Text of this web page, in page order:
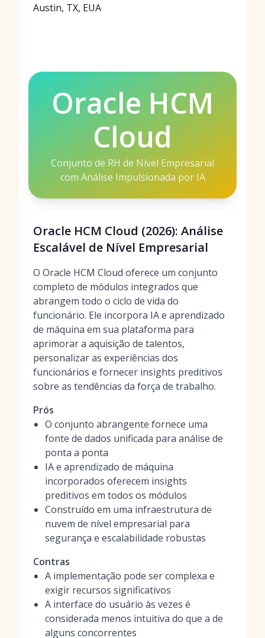
Austin, TX, EUA
Oracle HCM
Cloud
Conjunto de RH de Nível Empresarial
com Análise Impulsionada por IA
Oracle HCM Cloud (2026): Análise
Escalável de Nível Empresarial
O Oracle HCM Cloud oferece um conjunto
completo de módulos integrados que
abrangem todo o ciclo de vida do
funcionário. Ele incorpora IA e aprendizado
de máquina em sua plataforma para
aprimorar a aquisição de talentos,
personalizar as experiências dos
funcionários e fornecer insights preditivos
sobre as tendências da força de trabalho.
Prós
O conjunto abrangente fornece uma
fonte de dados unificada para análise de
ponta a ponta
IA e aprendizado de máquina
incorporados oferecem insights
preditivos em todos os módulos
Construído em uma infraestrutura de
nuvem de nível empresarial para
segurança e escalabilidade robustas
Contras
A implementação pode ser complexa e
exigir recursos significativos
A interface do usuário às vezes é
considerada menos intuitiva do que a de
alguns concorrentes